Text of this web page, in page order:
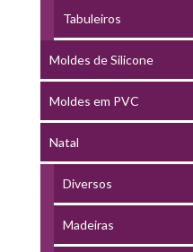
Tabuleiros
Moldes de Silicone
Moldes em PVC
Natal
Diversos
Madeiras